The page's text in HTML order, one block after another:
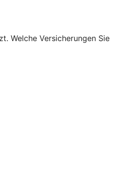
Welche Versicherungen Sie